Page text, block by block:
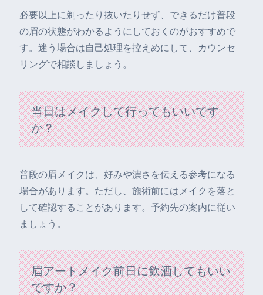
必要以上に剃ったり抜いたりせず、できるだけ普段
の眉の状態がわかるようにしておくのがおすすめで
す。迷う場合は自己処理を控えめにして、カウンセ
リングで相談しましょう。
当日はメイクして行ってもいいです
か？
普段の眉メイクは、好みや濃さを伝える参考になる
場合があります。ただし、施術前にはメイクを落と
して確認することがあります。予約先の案内に従い
ましょう。
眉アートメイク前日に飲酒してもいい
ですか？